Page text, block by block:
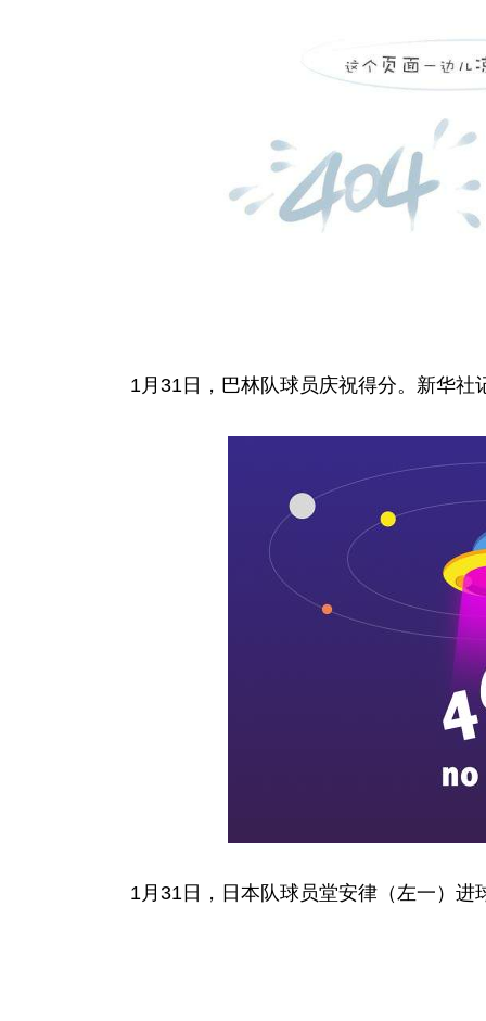
1月31日，巴林队球员庆祝得分。新华社
1月31日，日本队球员堂安律（左一）进